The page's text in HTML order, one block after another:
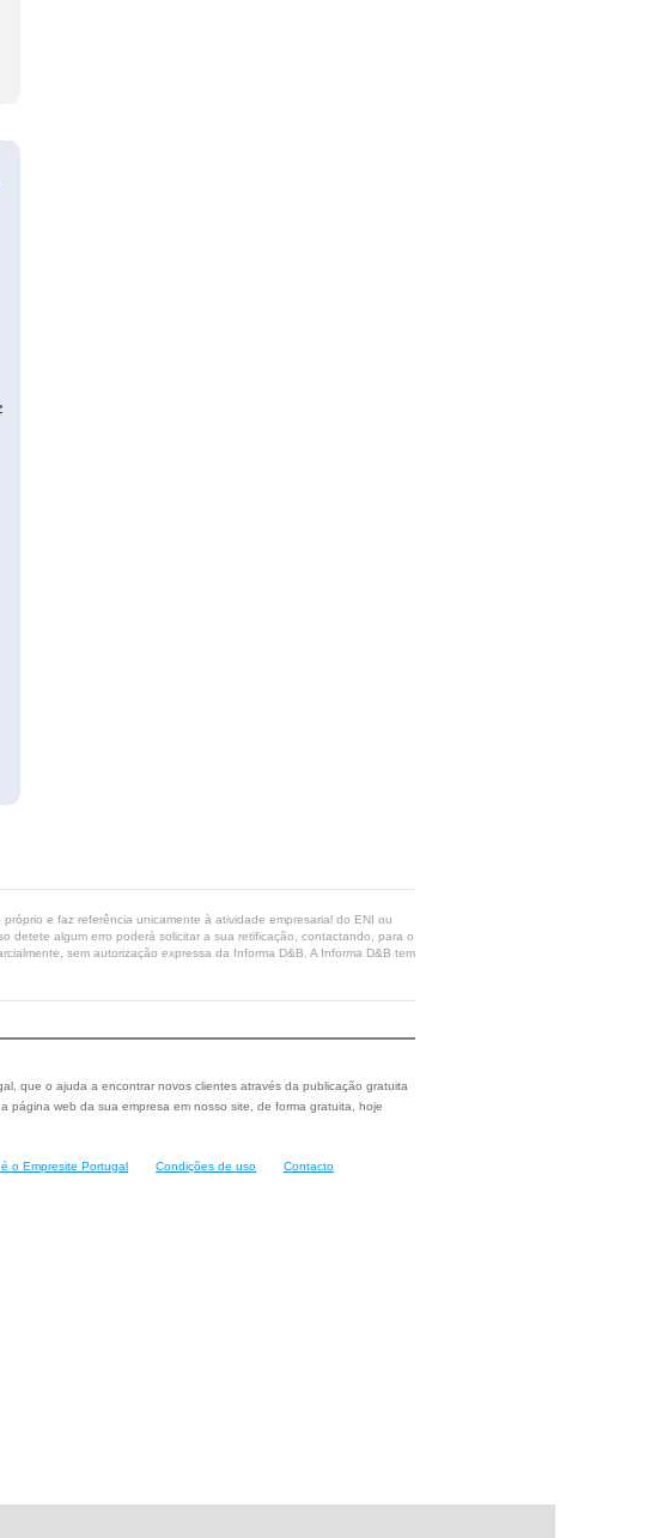
e faz referência unicamente à atividade empresarial do ENI ou
detete algum erro poderá solicitar a sua retificação, contactando, para o
sem autorização expressa da Informa D&B. A Informa D&B tem
que o ajuda a encontrar novos clientes através da publicação gratuita
página web da sua empresa em nosso site, de forma gratuita, hoje
o Empresite Portugal Condições de uso Contacto